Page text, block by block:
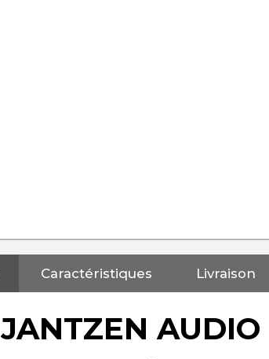
Caractéristiques Livraison
JANTZEN AUDIO